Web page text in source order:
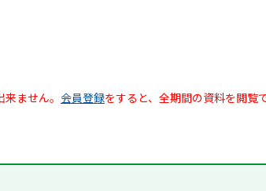
ません。 会員登録をすると、全期間の資料を閲覧